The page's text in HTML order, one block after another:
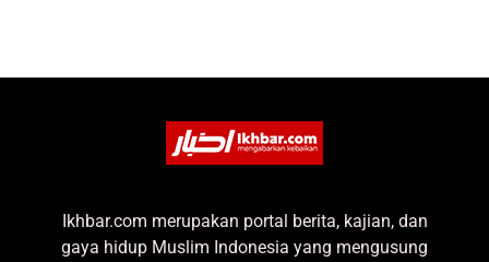
Ikhbar.com merupakan portal berita, kajian, dan
gaya hidup Muslim Indonesia yang mengusung